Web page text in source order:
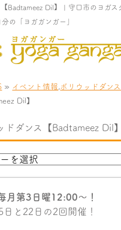
Badtameez Dil】 | 守口市のヨガス
の「ヨガガンガー」
» イベント情報 ,ボリウッドダンス
Dil】
ドダンス【Badtameez Dil】
月第3日曜12:00〜！
と22日の2回開催！